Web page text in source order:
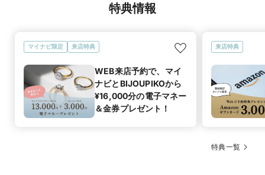
特典情報
マイナビ限定 来店特典
WEB来店予約で、マイ
ナビとBIJOUPIKOから
¥16,000分の電子マネー
＆金券プレゼント！
来店特典
特典一覧